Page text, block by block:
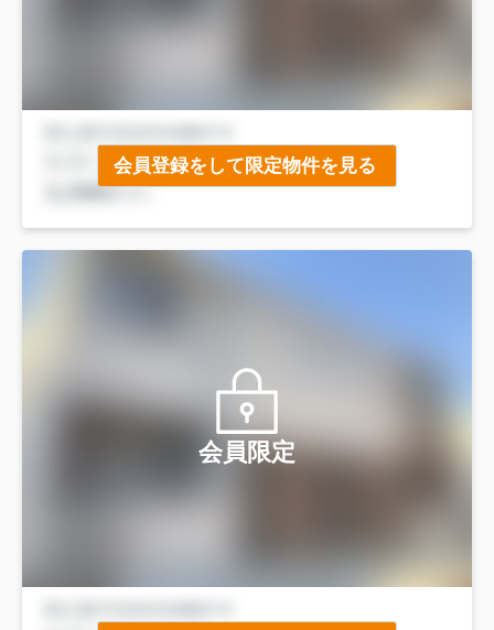
会員登録をして限定物件を見る
会員限定